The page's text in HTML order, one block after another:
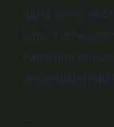
daha geniş
tanır.
zamanda
—